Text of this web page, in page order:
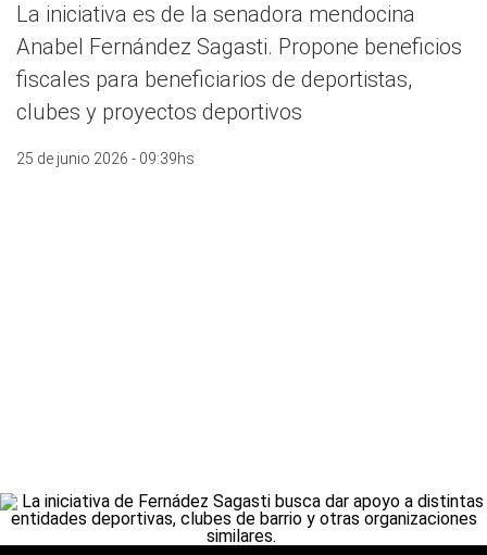
La iniciativa es de la senadora mendocina
Anabel Fernández Sagasti. Propone beneficios
fiscales para beneficiarios de deportistas,
clubes y proyectos deportivos
25 de junio 2026 - 09:39hs